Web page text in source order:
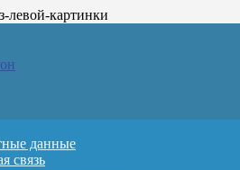
данные
связь